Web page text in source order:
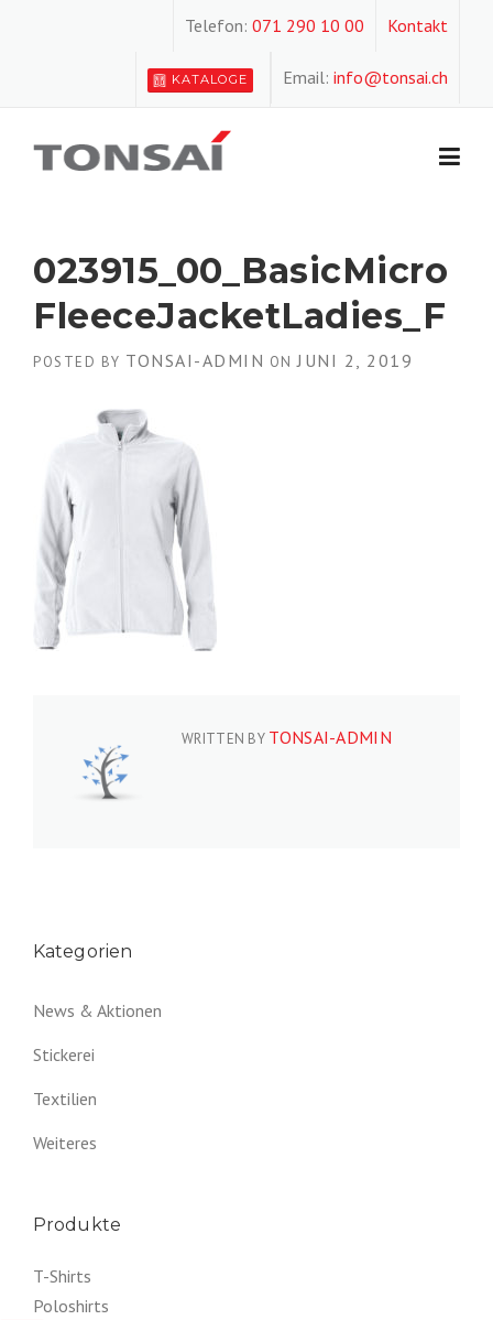
Kontakt
Telefon: 071 290 10 00
Email: info@tonsai.ch
KATALOGE
023915_00_BasicMicro
FleeceJacketLadies_F
POSTED BY TONSAI-ADMIN ONJUNI 2, 2019
WRITTEN BY TONSAI-ADMIN
Kategorien
News & Aktionen
Stickerei
Textilien
Weiteres
Produkte
T-Shirts
Poloshirts